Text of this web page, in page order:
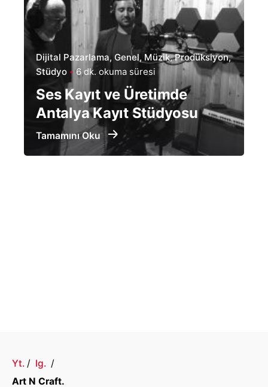
Dijital Pazarlama Genel Müzik Prodüksiyon
Stüdyo
6 dk. okuma süresi
Ses Kayıt ve Üretimde
Antalya Kayıt Stüdyosu
Tamamını Oku
Yt. / Ig. /
Art N Craft.